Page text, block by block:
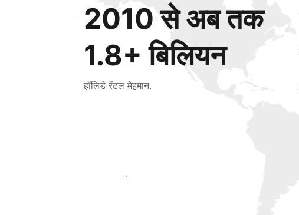
2010 से अब तक
1.8+ बिलियन
हॉलिडे रेंटल मेहमान.
आज ही नए मेहमानों तक पहुंचें